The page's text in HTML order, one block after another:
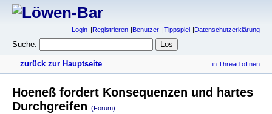
Login Registrieren Benutzer Tippspiel Datenschutzerklärung
Suche:
zurück zur Hauptseite in Thread öffnen
Hoeneß fordert Konsequenzen und hartes
Durchgreifen (Forum)